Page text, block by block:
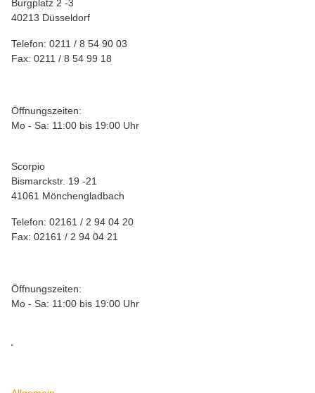
Burgplatz 2 -3
40213 Düsseldorf
Telefon: 0211 / 8 54 90 03
Fax: 0211 / 8 54 99 18
Öffnungszeiten:
Mo - Sa: 11:00 bis 19:00 Uhr
Scorpio
Bismarckstr. 19 -21
41061 Mönchengladbach
Telefon: 02161 / 2 94 04 20
Fax: 02161 / 2 94 04 21
Öffnungszeiten:
Mo - Sa: 11:00 bis 19:00 Uhr